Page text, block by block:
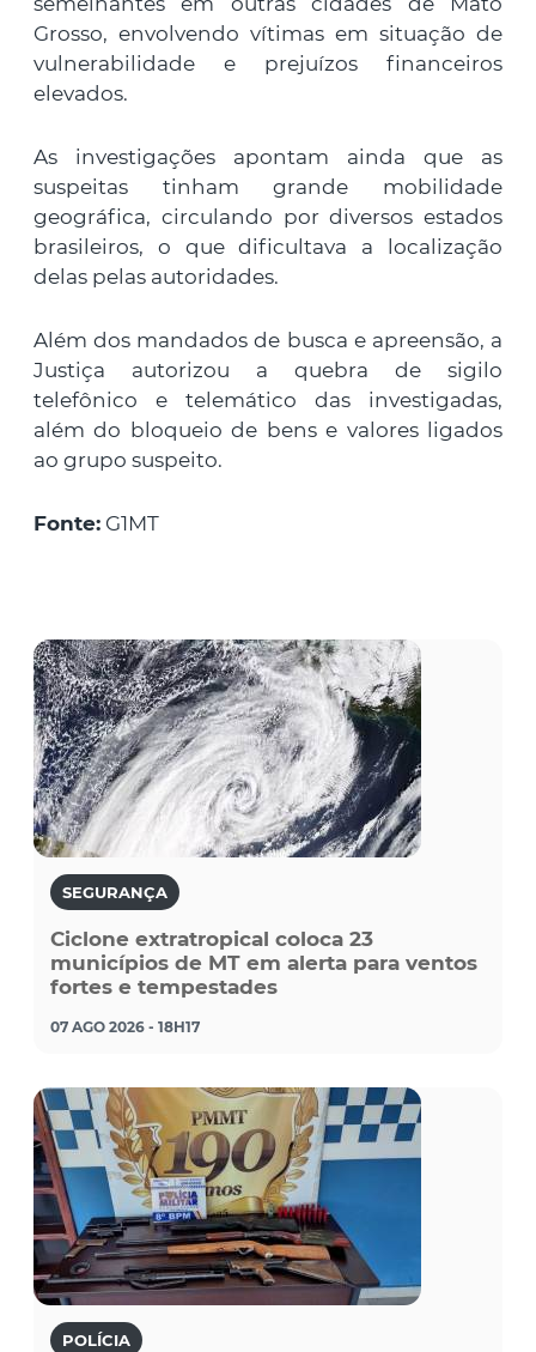
Grosso, envolvendo vítimas em situação de
vulnerabilidade e prejuízos financeiros
elevados.
As investigações apontam ainda que as
suspeitas tinham grande mobilidade
geográfica, circulando por diversos estados
brasileiros, o que dificultava a localização
delas pelas autoridades.
Além dos mandados de busca e apreensão, a
Justiça autorizou a quebra de sigilo
telefônico e telemático das investigadas,
além do bloqueio de bens e valores ligados
ao grupo suspeito.
Fonte: G1MT
SEGURANÇA
Ciclone extratropical coloca 23
municípios de MT em alerta para ventos
fortes e tempestades
07 AGO 2026 - 18H17
POLÍCIA